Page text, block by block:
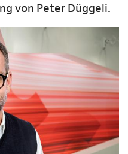
von Peter Düggeli.